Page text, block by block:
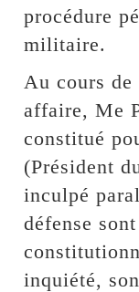
procédure
militaire.
Au cours de
affaire, Me
constitué
(Président
inculpé
défense
inquiété,